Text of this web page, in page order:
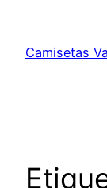
contenido
Camisetas